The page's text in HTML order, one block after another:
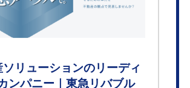
リューションのリーディ
ンパニー｜東急リバブル